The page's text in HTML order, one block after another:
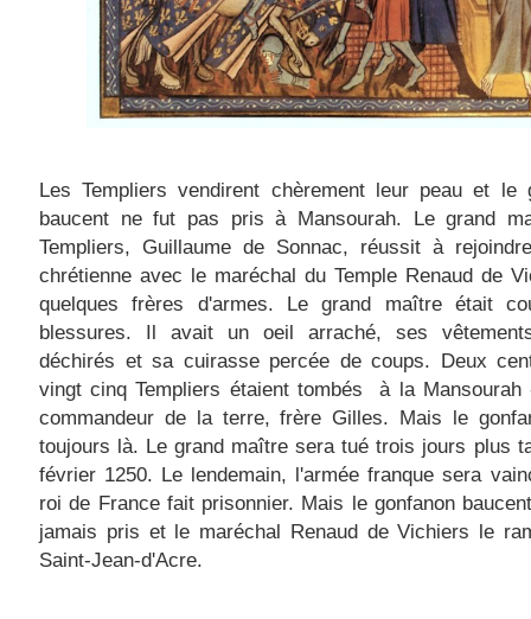
Les Templiers vendirent chèrement leur peau et le
baucent ne fut pas pris à Mansourah. Le grand
Templiers, Guillaume de Sonnac, réussit à
chrétienne avec le maréchal du Temple Renaud de
quelques frères d'armes. Le grand maître était
blessures. Il avait un oeil arraché, ses
déchirés et sa cuirasse percée de coups. Deux
vingt cinq Templiers étaient tombés à la Mansourah
commandeur de la terre, frère Gilles. Mais le
toujours là. Le grand maître sera tué trois jours plus
février 1250. Le lendemain, l'armée franque sera
roi de France fait prisonnier. Mais le gonfanon
jamais pris et le maréchal Renaud de Vichiers le
Saint-Jean-d'Acre.